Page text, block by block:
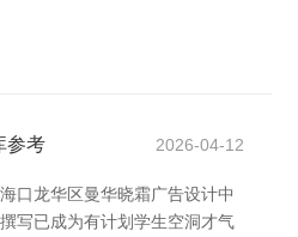
参考 2026-04-12
口龙华区曼华晓霜广告设计中
写已成为有计划学生空洞才气